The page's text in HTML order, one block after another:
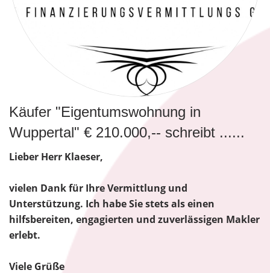
Käufer "Eigentumswohnung in
Wuppertal" € 210.000,-- schreibt ......
Lieber Herr Klaeser,
vielen Dank für Ihre Vermittlung und
Unterstützung. Ich habe Sie stets als einen
hilfsbereiten, engagierten und zuverlässigen Makler
erlebt.
Viele Grüße